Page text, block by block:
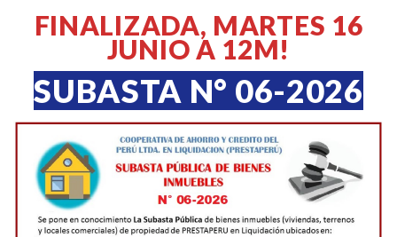
FINALIZADA, MARTES 16
JUNIO A 12M!
SUBASTA N° 06-2026